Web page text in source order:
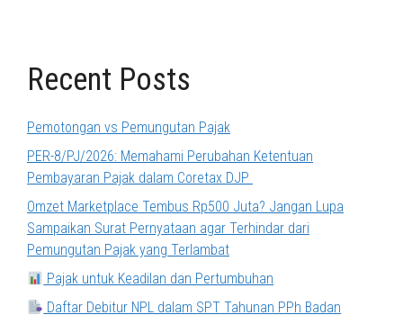
Recent Posts
Pemotongan vs Pemungutan Pajak
PER-8/PJ/2026: Memahami Perubahan Ketentuan
Pembayaran Pajak dalam Coretax DJP
Omzet Marketplace Tembus Rp500 Juta? Jangan Lupa
Sampaikan Surat Pernyataan agar Terhindar dari
Pemungutan Pajak yang Terlambat
Pajak untuk Keadilan dan Pertumbuhan
Daftar Debitur NPL dalam SPT Tahunan PPh Badan